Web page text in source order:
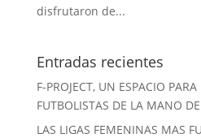
disfrutaron de...
Entradas recientes
F-PROJECT, UN ESPACIO
FUTBOLISTAS DE LA MANO
LAS LIGAS FEMENINAS MAS